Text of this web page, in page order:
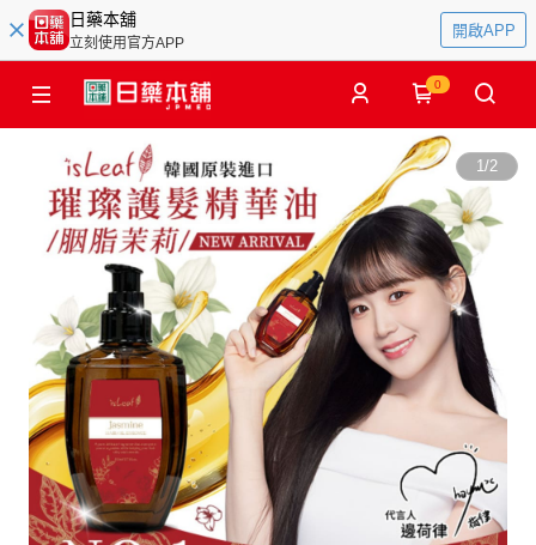
日藥本舖
立刻使用官方APP
開啟APP
0
1/2